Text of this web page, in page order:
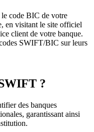
code BIC de votre
en visitant le site officiel
client de votre banque.
SWIFT/BIC sur leurs
?
des banques
garantissant ainsi